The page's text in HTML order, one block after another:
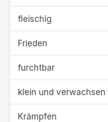
fleischig
Frieden
furchtbar
klein und verwachsen
Krämpfen